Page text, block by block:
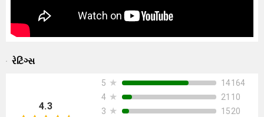
રેટિંગ્સ
4.3
5 ★
14164
4 ★
2110
3 ★
1520